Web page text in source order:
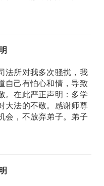
法所对我多次骚扰，我
自己有怕心和情，导致
。在此严正声明：多学
大法的不敬。感谢师尊
会，不放弃弟子。弟子